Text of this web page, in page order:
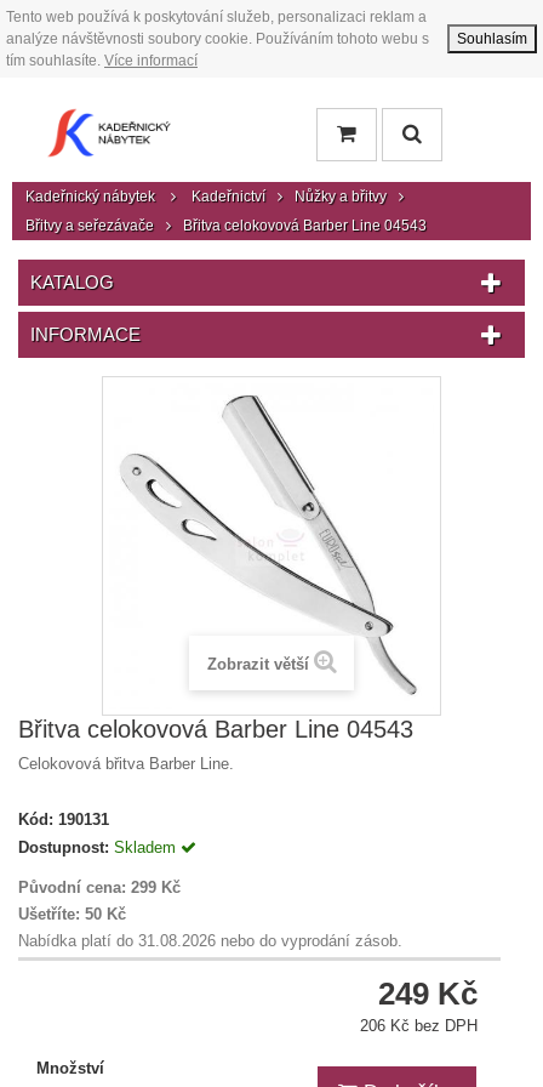
Tento web používá k poskytování služeb, personalizaci reklam a
analýze návštěvnosti soubory cookie. Používáním tohoto webu s
tím souhlasíte. Více informací
Souhlasím
Kadeřnický nábytek Kadeřnictví
Nůžky a břitvy
Břitvy a seřezávače
Břitva celokovová Barber Line 04543
KATALOG
INFORMACE
Zobrazit větší
Břitva celokovová Barber Line 04543
Celokovová břitva Barber Line.
Kód: 190131
Dostupnost: Skladem
Původní cena: 299 Kč
Ušetříte: 50 Kč
Nabídka platí do 31.08.2026 nebo do vyprodání zásob.
249 Kč
206 Kč bez DPH
Množství